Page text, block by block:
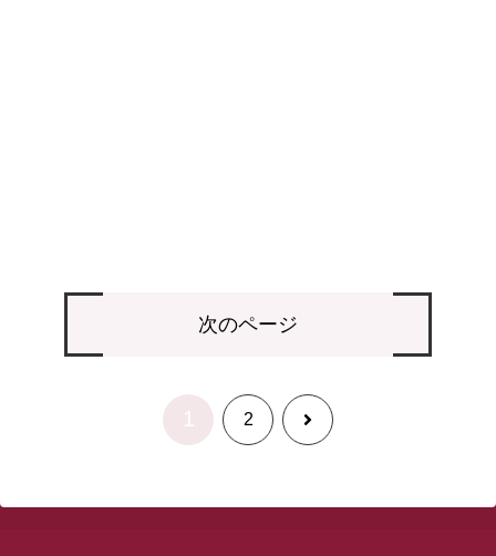
次のページ
1 2 次